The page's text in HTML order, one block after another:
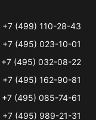
+7 (499) 110-28-43
+7 (495) 023-10-01
+7 (495) 032-08-22
+7 (495) 162-90-81
+7 (495) 085-74-61
+7 (495) 989-21-31